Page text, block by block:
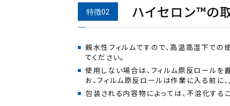
ハイセロン™の
親水性フィルムですので、高温高湿下で
使用しない場合は、フィルム原反ロールを
包装される内容物によっては、不溶化する